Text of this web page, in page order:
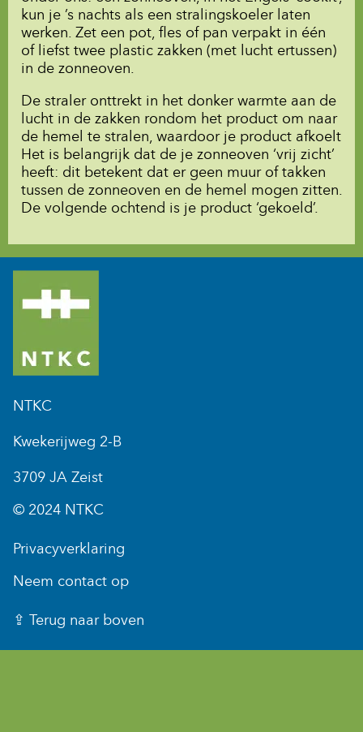
kun je ’s nachts als een stralingskoeler laten
werken. Zet een pot, fles of pan verpakt in één
of liefst twee plastic zakken (met lucht ertussen)
in de zonneoven.
De straler onttrekt in het donker warmte aan de
lucht in de zakken rondom het product om naar
de hemel te stralen, waardoor je product afkoelt
Het is belangrijk dat de je zonneoven ‘vrij zicht’
heeft: dit betekent dat er geen muur of takken
tussen de zonneoven en de hemel mogen zitten.
De volgende ochtend is je product ‘gekoeld’.
NTKC
Kwekerijweg 2-B
3709 JA Zeist
© 2024 NTKC
Privacyverklaring
Neem contact op
⇪ Terug naar boven